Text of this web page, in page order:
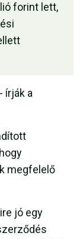
forint lett,
írják a
megfelelő
jó egy